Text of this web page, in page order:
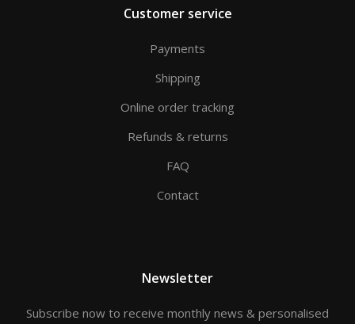
Customer service
Payments
Shipping
Online order tracking
Refunds & returns
FAQ
Contact
Newsletter
Subscribe now to receive monthly news & personalised